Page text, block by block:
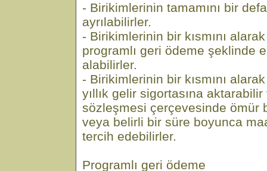
- Birikimlerinin tamamını bir
ayrılabilirler.
- Birikimlerinin bir kısmını
programlı geri ödeme şeklinde
alabilirler.
- Birikimlerinin bir kısmını
yıllık gelir sigortasına aktarabilir
sözleşmesi çerçevesinde ömür
veya belirli bir süre boyunca
tercih edebilirler.
Programlı geri ödeme